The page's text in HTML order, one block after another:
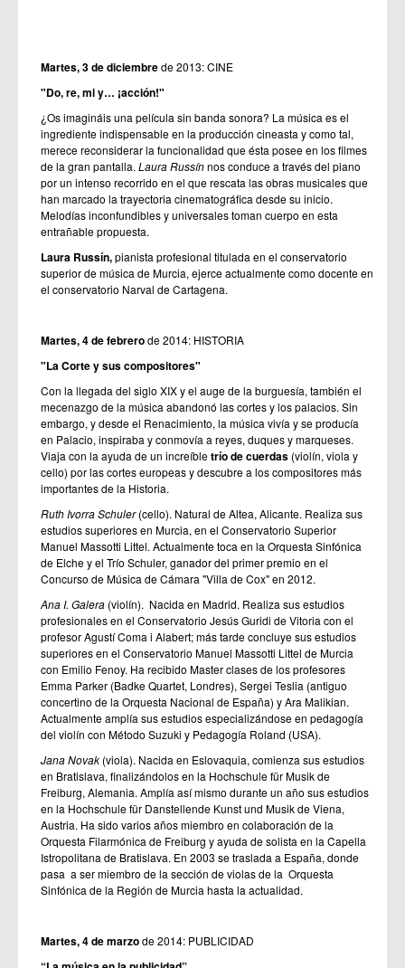
Martes, 3 de diciembrede 2013: CINE
"Do, re, mi y… ¡acción!"
¿Os imagináis una película sin banda sonora? La música es el
ingrediente indispensable en la producción cineasta y como tal,
merece reconsiderar la funcionalidad que ésta posee en los filmes
de la gran pantalla. Laura Russínnos conduce a través del piano
por un intenso recorrido en el que rescata las obras musicales que
han marcado la trayectoria cinematográfica desde su inicio.
Melodías inconfundibles y universales toman cuerpo en esta
entrañable propuesta.
Laura Russín,pianista profesional titulada en el conservatorio
superior de música de Murcia, ejerce actualmente como docente en
el conservatorio Narval de Cartagena.
Martes, 4 de febrerode 2014: HISTORIA
"La Corte y sus compositores"
Con la llegada del siglo XIX y el auge de la burguesía, también el
mecenazgo de la música abandonó las cortes y los palacios. Sin
embargo, y desde el Renacimiento, la música vivía y se producía
en Palacio, inspiraba y conmovía a reyes, duques y marqueses.
Viaja con la ayuda de un increíbletrío de cuerdas (violín, viola y
cello) por las cortes europeas y descubre a los compositores más
importantes de la Historia.
Ruth Ivorra Schuler(cello). Natural de Altea, Alicante. Realiza sus
estudios superiores en Murcia, en el Conservatorio Superior
Manuel Massotti Littel. Actualmente toca en la Orquesta Sinfónica
de Elche y el Trío Schuler, ganador del primer premio en el
Concurso de Música de Cámara "Villa de Cox" en 2012.
Ana I. Galera (violín). Nacida en Madrid. Realiza sus estudios
profesionales en el Conservatorio Jesús Guridi de Vitoria con el
profesor Agustí Coma i Alabert; más tarde concluye sus estudios
superiores en el Conservatorio Manuel Massotti Littel de Murcia
con Emilio Fenoy. Ha recibido Master clases de los profesores
Emma Parker (Badke Quartet, Londres), Sergei Teslia (antiguo
concertino de la Orquesta Nacional de España) y Ara Malikian.
Actualmente amplía sus estudios especializándose en pedagogía
del violín con Método Suzuki y Pedagogía Roland (USA).
Jana Novak (viola). Nacida en Eslovaquia, comienza sus estudios
en Bratislava, finalizándolos en la Hochschule für Musik de
Freiburg, Alemania. Amplía así mismo durante un año sus estudios
en la Hochschule für Danstellende Kunst und Musik de Viena,
Austria. Ha sido varios años miembro en colaboración de la
Orquesta Filarmónica de Freiburg y ayuda de solista en la Capella
Istropolitana de Bratislava. En 2003 se traslada a España, donde
pasa a ser miembro de la sección de violas de la Orquesta
Sinfónica de la Región de Murcia hasta la actualidad.
Martes, 4 de marzode 2014: PUBLICIDAD